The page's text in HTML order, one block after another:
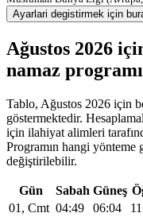
Ayarlari degistirmek için
Ağustos 2026
namaz programı
Tablo, Ağustos 2026 için
göstermektedir.
için ilahiyat alimleri
Programın hangi yönteme
değiştirilebilir.
Gün Sabah Güneş
01, Cmt 04:49 06:04